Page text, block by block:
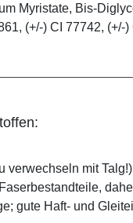
Myristate, Bis-
(+/-) CI 77742, (+/-)
verwechseln mit
gute Haft- und